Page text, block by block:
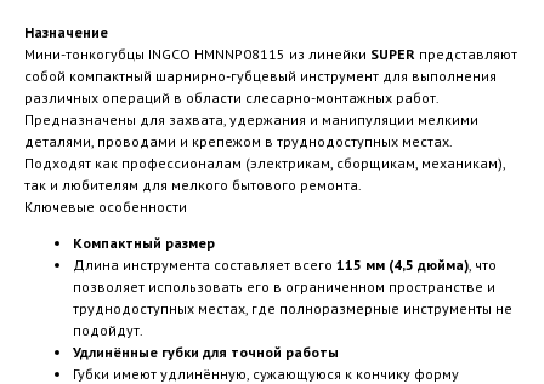
Назначение
Мини-тонкогубцы INGCO HMNNP08115 из линейки SUPER представляют
собой компактный шарнирно-губцевый инструмент для выполнения
различных операций в области слесарно-монтажных работ.
Предназначены для захвата, удержания и манипуляции мелкими
деталями, проводами и крепежом в труднодоступных местах.
Подходят как профессионалам (электрикам, сборщикам, механикам),
так и любителям для мелкого бытового ремонта.
Ключевые особенности
Компактный размер
Длина инструмента составляет всего 115 мм (4,5 дюйма), что
позволяет использовать его в ограниченном пространстве и
труднодоступных местах, где полноразмерные инструменты не
подойдут.
Удлинённые губки для точной работы
Губки имеют удлинённую, сужающуюся к кончику форму